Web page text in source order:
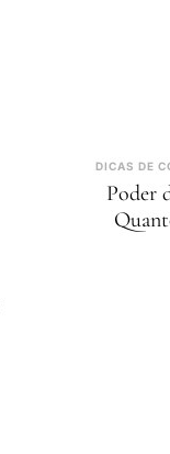
DICAS DE
Poder